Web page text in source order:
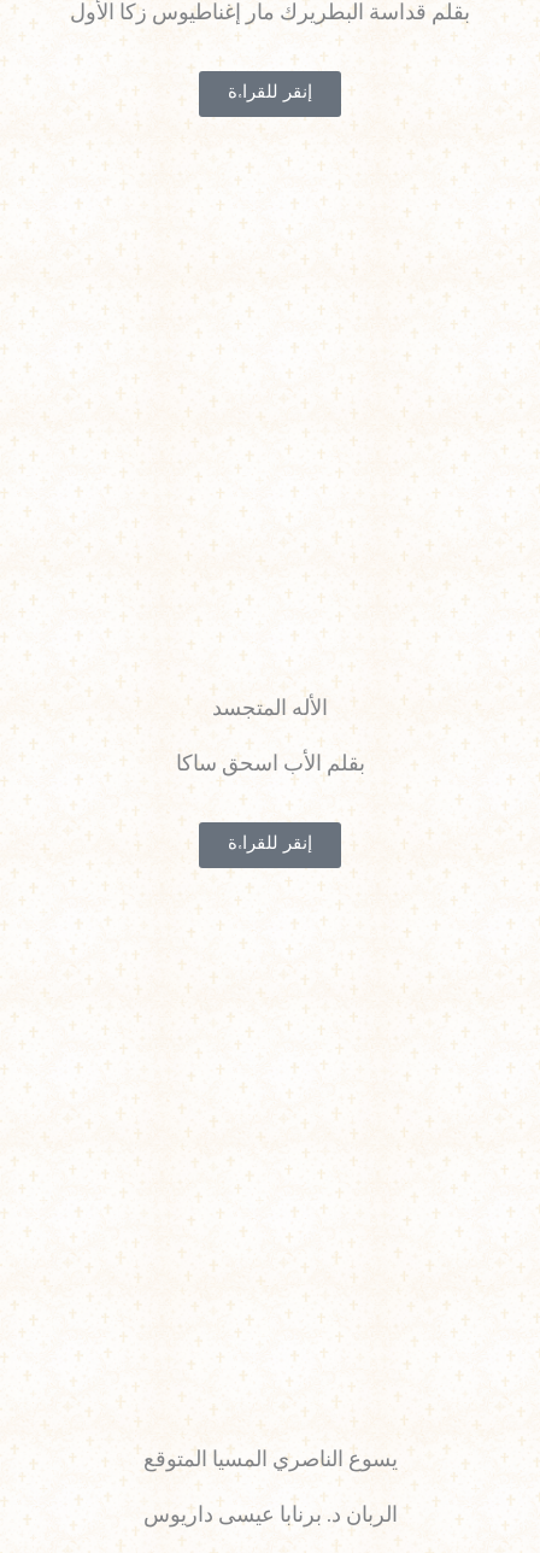
بقلم قداسة البطريرك مار إغناطيوس زكا الأول
إنقر للقراءة
الأله المتجسد
بقلم الأب اسحق ساكا
إنقر للقراءة
يسوع الناصري المسيا المتوقع
الربان د. برنابا عيسى داريوس